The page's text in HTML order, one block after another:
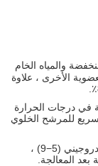
والمياه الخام
الأخرى ، علاوة
في درجات الحرارة
للمرشح الخلوي
3. يمكن أن تتكيف مع نطاق واسع من قيمة الأس الهيدروجيني (5−9) ،
المعالجة.